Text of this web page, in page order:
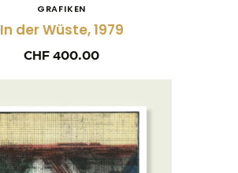
GRAFIKEN
In der Wüste, 1979
CHF400.00